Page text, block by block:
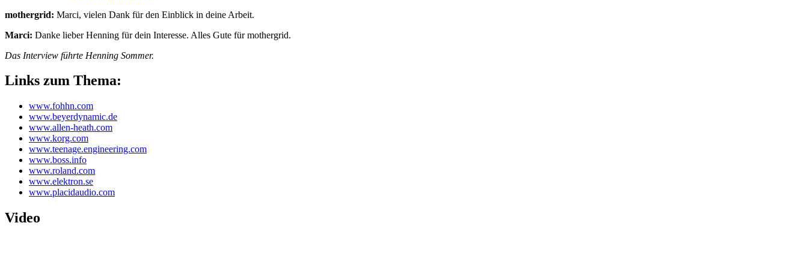
mothergrid: Marci, vielen Dank für den Einblick in deine Arbeit.
Marci: Danke lieber Henning für dein Interesse. Alles Gute für mothergrid.
Das Interview führte Henning Sommer.
Links zum Thema:
www.fohhn.com
www.beyerdynamic.de
www.allen-heath.com
www.korg.com
www.teenage.engineering.com
www.boss.info
www.roland.com
www.elektron.se
www.placidaudio.com
Video